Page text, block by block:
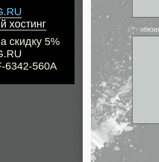
хостинг
скидку 5%
6342-560A
* -